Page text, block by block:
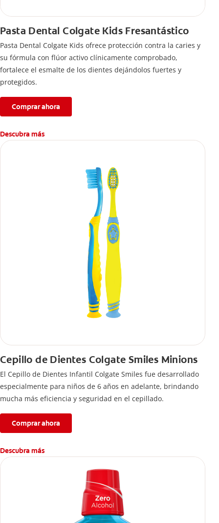
Pasta Dental Colgate Kids Fresantástico
Pasta Dental Colgate Kids ofrece protección contra la caries y
su fórmula con flúor activo clínicamente comprobado,
fortalece el esmalte de los dientes dejándolos fuertes y
protegidos.
Comprar ahora
Descubra más
Cepillo de Dientes Colgate Smiles Minions
El Cepillo de Dientes Infantil Colgate Smiles fue desarrollado
especialmente para niños de 6 años en adelante, brindando
mucha más eficiencia y seguridad en el cepillado.
Comprar ahora
Descubra más